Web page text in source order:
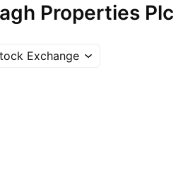
Properties Plc
Exchange